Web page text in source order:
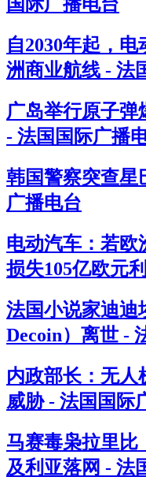
国际广播电台
自2030年起，
洲商业航线 - 法
广岛举行原子弹
- 法国国际广播
韩国警察突查星
广播电台
电动汽车：若欧
损失105亿欧元
法国小说家迪迪
Decoin）离世 -
内政部长：无人
威胁 - 法国国际
马赛毒枭拉里
及利亚落网 - 法